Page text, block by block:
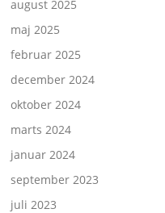
august 2025
maj 2025
februar 2025
december 2024
oktober 2024
marts 2024
januar 2024
september 2023
juli 2023